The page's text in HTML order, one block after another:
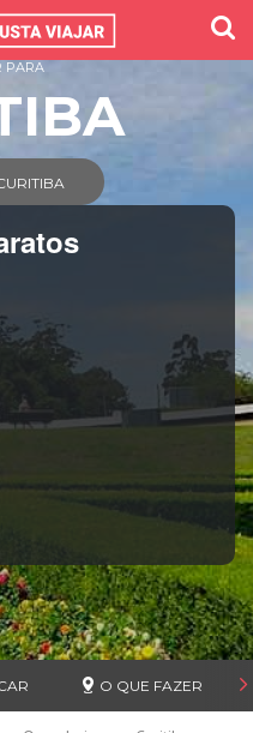
PARA
O QUE FAZER